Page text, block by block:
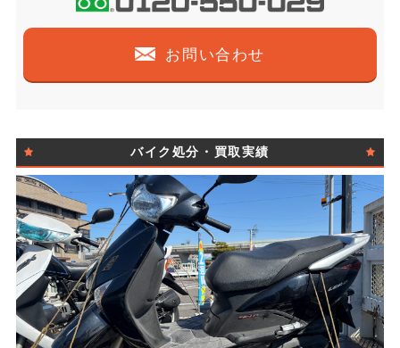
お問い合わせ
バイク処分・買取実績